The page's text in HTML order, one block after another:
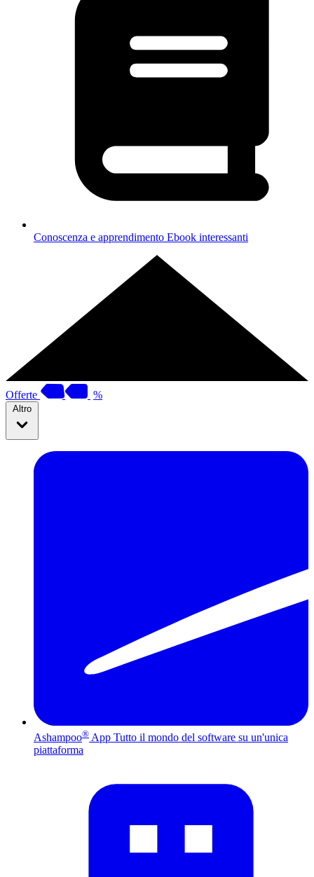
Conoscenza e apprendimento Ebook interessanti
Offerte %
Altro
Ashampoo® App Tutto il mondo del software su un'unica
piattaforma